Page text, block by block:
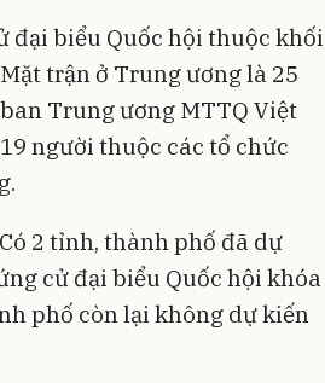
đại biểu Quốc hội thuộc khối
trận ở Trung ương là 25
Trung ương MTTQ Việt
người thuộc các tổ chức
2 tỉnh, thành phố đã dự
cử đại biểu Quốc hội khóa
phố còn lại không dự kiến